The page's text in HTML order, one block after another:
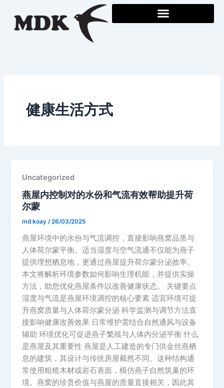
content
健康生活方式
Uncategorized
燕屋内控制对的水份和气流有效帮助提升荷
尔蒙
md koay/26/03/2025
燕屋环境中的水份与气流调控，直接影响燕窝品质与
人体荷尔蒙平衡。适当湿度与空气流通不仅能为燕子
提供理想栖息地，更通过燕屋提升荷尔蒙分泌效率。
本文将解析环境参数如何影响生理机能，并提供实操
方法，助您优化燕屋条件以改善健康状态。 关键要点
湿度与气流是燕屋环境调控的核心要素 适宜环境可提
升燕窝质量与人体荷尔蒙分泌 科学监测与调节方法直
接影响健康改善效果 日常维护需结合自然通风与设备
辅助 环境优化可促进燕子繁殖与人体内分泌平衡 什么
是燕屋及其重要性 燕屋是人工建造的专门供金丝燕栖
息的建筑，其设计与传统房屋截然不同。这种结构通
常使用粗糙木材或岩石表面，模仿燕子自然筑巢的环
境。燕窝的珍贵价值与燕屋的质量直接相关，因此其